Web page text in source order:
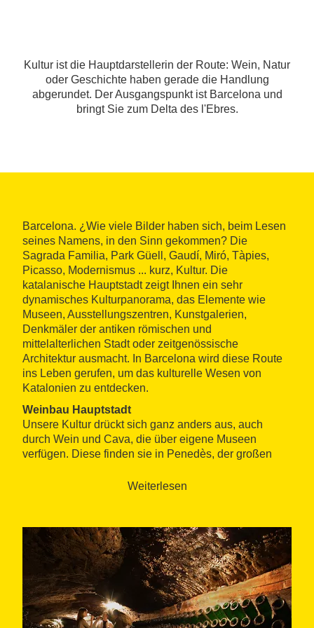
Kultur ist die Hauptdarstellerin der Route: Wein, Natur
oder Geschichte haben gerade die Handlung
abgerundet. Der Ausgangspunkt ist Barcelona und
bringt Sie zum Delta des l'Ebres.
Barcelona. ¿Wie viele Bilder haben sich, beim Lesen
seines Namens, in den Sinn gekommen? Die
Sagrada Familia, Park Güell, Gaudí, Miró, Tàpies,
Picasso, Modernismus ... kurz, Kultur. Die
katalanische Hauptstadt zeigt Ihnen ein sehr
dynamisches Kulturpanorama, das Elemente wie
Museen, Ausstellungszentren, Kunstgalerien,
Denkmäler der antiken römischen und
mittelalterlichen Stadt oder zeitgenössische
Architektur ausmacht. In Barcelona wird diese Route
ins Leben gerufen, um das kulturelle Wesen von
Katalonien zu entdecken.
Weinbau Hauptstadt
Unsere Kultur drückt sich ganz anders aus, auch
durch Wein und Cava, die über eigene Museen
verfügen. Diese finden sie in Penedès, der großen
wurden die Weine der Penedès über die
1872 gemacht wurden, begann die Cava auch um die
Welt zu reisen. Diese Reputation wurde bis heute
beibehalten und hat in Vilafranca del Penedès und
Sant Sadurní d'Anoia den Ursprung von allem, die
Hauptstädte von Wein und Cava, beziehungsweise.
Sie befinden sich in der Nähe von einander, also
entscheiden Sie, wo Sie die nächste Etappe der
Weiterlesen